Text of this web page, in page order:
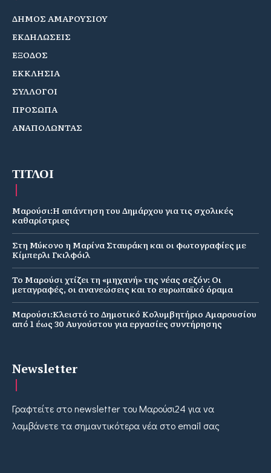
ΔΗΜΟΣ ΑΜΑΡΟΥΣΙΟΥ
ΕΚΔΗΛΩΣΕΙΣ
ΕΞΟΔΟΣ
ΕΚΚΛΗΣΙΑ
ΣΥΛΛΟΓΟΙ
ΠΡΟΣΩΠΑ
ΑΝΑΠΟΛΩΝΤΑΣ
ΤΙΤΛΟΙ
Μαρούσι:Η απάντηση του Δημάρχου για τις σχολικές
καθαρίστριες
Στη Μύκονο η Μαρίνα Σταυράκη και οι φωτογραφίες με
Κίμπερλι Γκιλφόιλ
Το Μαρούσι χτίζει τη «μηχανή» της νέας σεζόν: Οι
μεταγραφές, οι ανανεώσεις και το ευρωπαϊκό όραμα
Μαρούσι:Κλειστό το Δημοτικό Κολυμβητήριο Αμαρουσίου
από 1 έως 30 Αυγούστου για εργασίες συντήρησης
Newsletter
Γραφτείτε στο newsletter του Μαρούσι24 για να
λαμβάνετε τα σημαντικότερα νέα στο email σας